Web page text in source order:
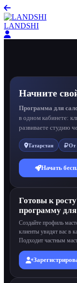
LANDSHI
Начните
Программа для
в одном кабинете:
развиваете студию
Татарстан От
Начать
Готовы к
программу
Создайте профиль
клиенты увидят вас в
Подходит частным